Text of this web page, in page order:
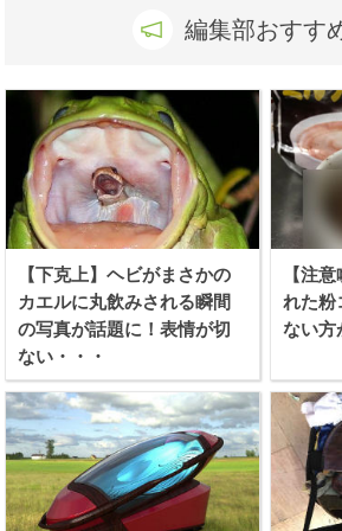
編集部おすす
【下克上】ヘビがまさかの
カエルに丸飲みされる瞬間
の写真が話題に！表情が切
ない・・・
【注
れた粉
ない方